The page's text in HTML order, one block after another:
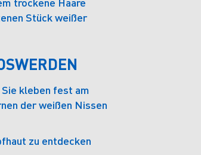
Stück weißer
kleben fest am
der weißen Nissen
zu entdecken